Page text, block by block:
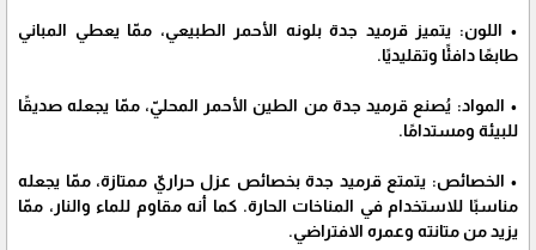
• اللون: يتميز قرميد جدة بلونه الأحمر الطبيعي، ممّا يعطي المباني
طابعًا دافئًا وتقليديًا.
• المواد: يُصنع قرميد جدة من الطين الأحمر المحليّ، ممّا يجعله صديقًا
للبيئة ومستدامًا.
• الخصائص: يتمتع قرميد جدة بخصائص عزل حراريّ ممتازة، ممّا يجعله
مناسبًا للاستخدام في المناخات الحارة. كما أنه مقاوم للماء والنار، ممّا
يزيد من متانته وعمره الافتراضي.